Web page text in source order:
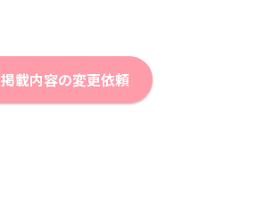
掲載内容の変更依頼